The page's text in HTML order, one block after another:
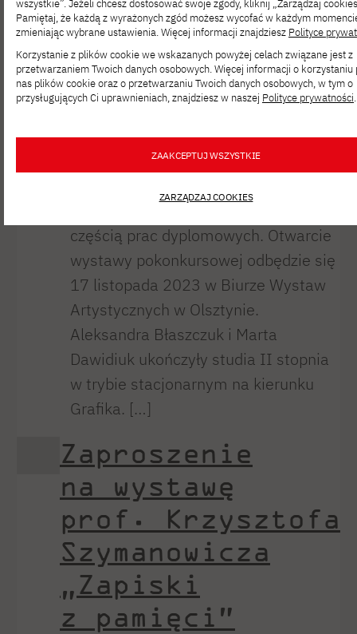
polskiego-2023/
Miło nam poinformować, że prace
naszych absolwentek Aleksandry
Błaszczuk i Marty Dawidiuk zostały
Drzeworytu i Linorytu Polskiego 2023.
Grafiki powstały w Pracowni Grafiki
częścią prac dyplomowych. Otwarcie
wystawy pokonkursowej odbędzie się
17 listopada 2023 w Biurze Wystaw
Artystycznych w Olsztynie.
Aleksandra Błaszczuk i Marta
Dawidiuk ukończyły studia II stopnia
w trybie stacjonarnym na kierunku
Grafika. […]
Zaproszenie
na wystawę
prof. Krzysztofa
Szymanowicza
„Zapiski
z pamięci”
wszystkie”. Jeżeli chcesz dostosować swoje zgody, kliknij „Zarządzaj
Pamiętaj, że każdą z wyrażonych zgód możesz wycofać w każdym
zmieniając wybrane ustawienia. Więcej informacji znajdziesz Polityce
Korzystanie z plików cookie we wskazanych powyżej celach związane jest z
przetwarzaniem Twoich danych osobowych. Więcej informacji o korzystaniu
nas plików cookie oraz o przetwarzaniu Twoich danych osobowych, w tym o
przysługujących Ci uprawnieniach, znajdziesz w naszej Polityce prywatności.
ZAAKCEPTUJ WSZYSTKIE
ZARZĄDZAJ COOKIES